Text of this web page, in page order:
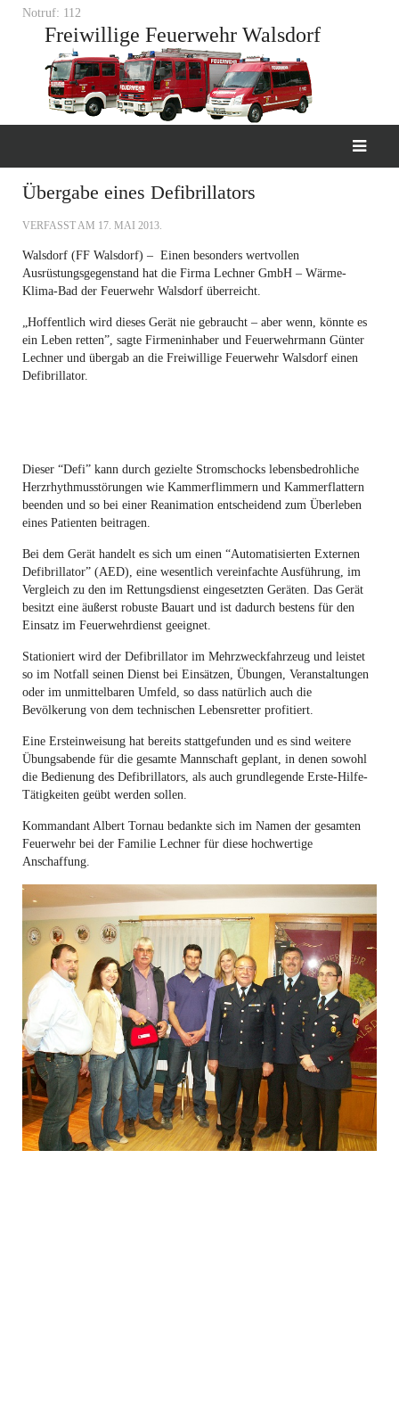
Notruf: 112
Freiwillige Feuerwehr Walsdorf
Übergabe eines Defibrillators
VERFASST AM 17. MAI 2013.
Walsdorf (FF Walsdorf) – Einen besonders wertvollen
Ausrüstungsgegenstand hat die Firma Lechner GmbH – Wärme-
Klima-Bad der Feuerwehr Walsdorf überreicht.
„Hoffentlich wird dieses Gerät nie gebraucht – aber wenn, könnte es
ein Leben retten”, sagte Firmeninhaber und Feuerwehrmann Günter
Lechner und übergab an die Freiwillige Feuerwehr Walsdorf einen
Defibrillator.
Dieser “Defi” kann durch gezielte Stromschocks lebensbedrohliche
Herzrhythmusstörungen wie Kammerflimmern und Kammerflattern
beenden und so bei einer Reanimation entscheidend zum Überleben
eines Patienten beitragen.
Bei dem Gerät handelt es sich um einen “Automatisierten Externen
Defibrillator” (AED), eine wesentlich vereinfachte Ausführung, im
Vergleich zu den im Rettungsdienst eingesetzten Geräten. Das Gerät
besitzt eine äußerst robuste Bauart und ist dadurch bestens für den
Einsatz im Feuerwehrdienst geeignet.
Stationiert wird der Defibrillator im Mehrzweckfahrzeug und leistet
so im Notfall seinen Dienst bei Einsätzen, Übungen, Veranstaltungen
oder im unmittelbaren Umfeld, so dass natürlich auch die
Bevölkerung von dem technischen Lebensretter profitiert.
Eine Ersteinweisung hat bereits stattgefunden und es sind weitere
Übungsabende für die gesamte Mannschaft geplant, in denen sowohl
die Bedienung des Defibrillators, als auch grundlegende Erste-Hilfe-
Tätigkeiten geübt werden sollen.
Kommandant Albert Tornau bedankte sich im Namen der gesamten
Feuerwehr bei der Familie Lechner für diese hochwertige
Anschaffung.